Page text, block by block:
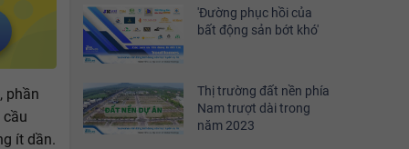
'Đường phục hồi của
bất động sản bớt khó'
Thị trường đất nền phía
Nam trượt dài trong
năm 2023
phần
ít dần.